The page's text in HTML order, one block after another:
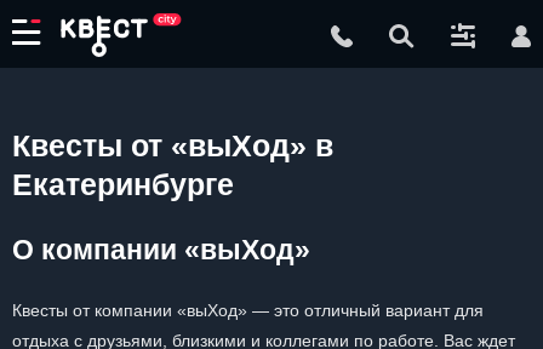
Квесты от «выХод» в
Екатеринбурге
О компании «выХод»
Квесты от компании «выХод» — это отличный вариант для
отдыха с друзьями, близкими и коллегами по работе. Вас ждет